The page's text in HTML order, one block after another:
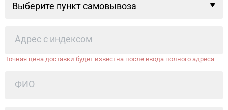
Выберите пункт самовывоза
Точная цена доставки будет известна после ввода полного адреса